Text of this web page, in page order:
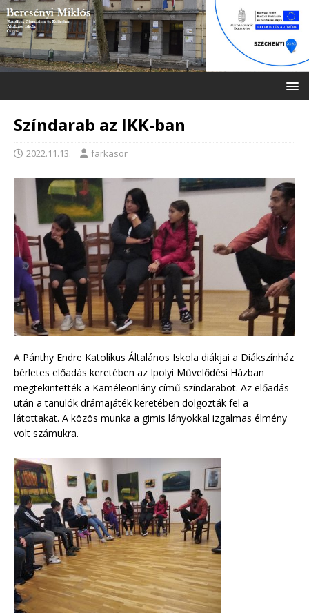
Színdarab az IKK-ban
2022.11.13. farkasor
A Pánthy Endre Katolikus Általános Iskola diákjai a Diákszínház
bérletes előadás keretében az Ipolyi Művelődési Házban
megtekintették a Kaméleonlány című színdarabot. Az előadás
után a tanulók drámajáték keretében dolgozták fel a
látottakat. A közös munka a gimis lányokkal izgalmas élmény
volt számukra.